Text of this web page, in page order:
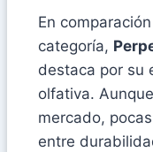
En
categoría,
destaca por su
olfativa.
mercado,
entre